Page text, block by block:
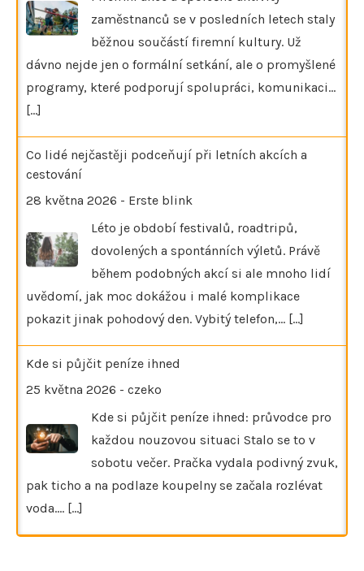
zaměstnanců se v posledních letech staly
běžnou součástí firemní kultury. Už
dávno nejde jen o formální setkání, ale o promyšlené
programy, které podporují spolupráci, komunikaci…
[...]
Co lidé nejčastěji podceňují při letních akcích a
cestování
28 května 2026 - Erste blink
Léto je období festivalů, roadtripů,
dovolených a spontánních výletů. Právě
během podobných akcí si ale mnoho lidí
uvědomí, jak moc dokážou i malé komplikace
pokazit jinak pohodový den. Vybitý telefon,… [...]
Kde si půjčit peníze ihned
25 května 2026 - czeko
Kde si půjčit peníze ihned: průvodce pro
každou nouzovou situaci Stalo se to v
sobotu večer. Pračka vydala podivný zvuk,
pak ticho a na podlaze koupelny se začala rozlévat
voda.… [...]